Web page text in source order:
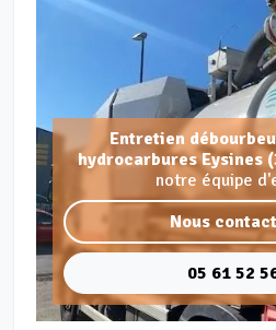
Entretien
hydrocarbures Eysines
notre équipe
Nous
05 61 52